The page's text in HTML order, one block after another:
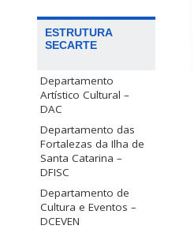
ESTRUTURA
SECARTE
Departamento
Artístico Cultural –
DAC
Departamento das
Fortalezas da Ilha de
Santa Catarina –
DFISC
Departamento de
Cultura e Eventos –
DCEVEN